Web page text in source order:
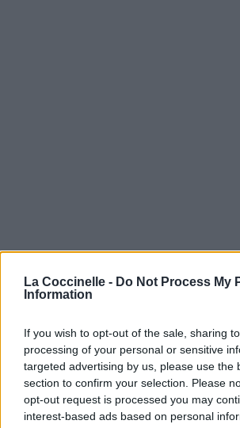
La Coccinelle - Do Not Process My
Information
If you wish to opt-out of the sale, sharing
processing of your personal or sensitive
targeted advertising by us, please use the
section to confirm your selection. Please
opt-out request is processed you may
interest-based ads based on personal